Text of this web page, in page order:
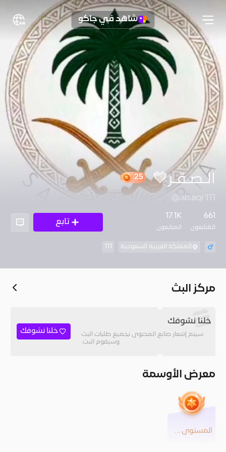
شاهد في جاكو
الـصـقـر💙
@alsaqr111
661
المُتابعون
17.1K
المتابعون
تابع
المملكة العربية السعودية
مركز البث
خلنا نشوفك
سيتم إشعار صانع المحتوى بجميع طلبات البث
وسيقوم البث.
خلنا نشوفك
معرض الأوسمة
المستوى 25